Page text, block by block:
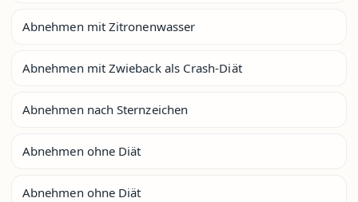
Abnehmen mit Zitronenwasser
Abnehmen mit Zwieback als Crash-Diät
Abnehmen nach Sternzeichen
Abnehmen ohne Diät
Abnehmen ohne Diät